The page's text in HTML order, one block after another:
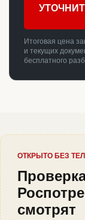
Итоговая цена
и текущих
бесплатного
ОТКРЫТО БЕЗ
смотрят